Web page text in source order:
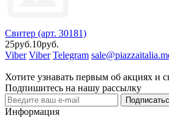
Свитер (арт. 30181)
25руб.10руб.
Viber Viber Telegram
Хотите узнавать первым об акциях и
Подпишитесь на нашу рассылку
Информация